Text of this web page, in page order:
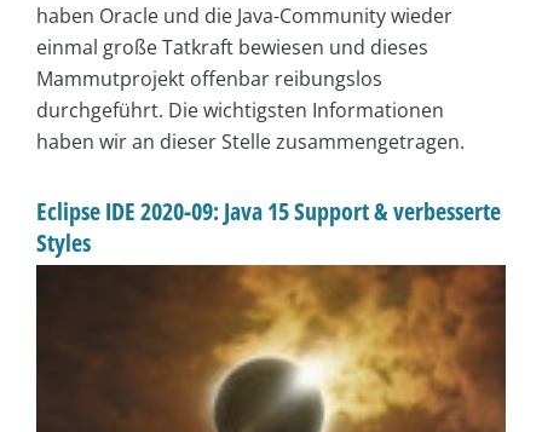
haben Oracle und die Java-Community wieder
einmal große Tatkraft bewiesen und dieses
Mammutprojekt offenbar reibungslos
durchgeführt. Die wichtigsten Informationen
haben wir an dieser Stelle zusammengetragen.
Eclipse IDE 2020-09: Java 15 Support & verbesserte
Styles